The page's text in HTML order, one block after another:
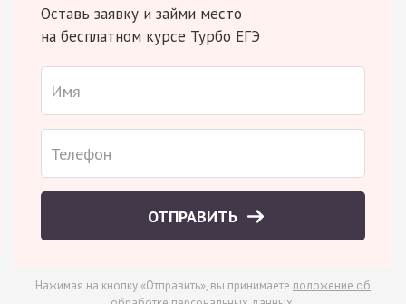
Оставь заявку и займи место
на бесплатном курсе Турбо ЕГЭ
ОТПРАВИТЬ
Нажимая на кнопку «Отправить», вы принимаете положение об